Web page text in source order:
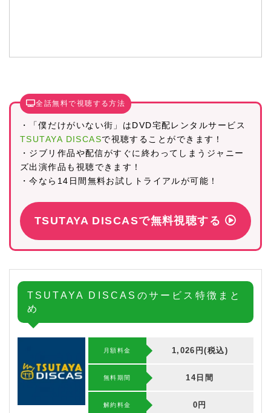
全話無料で視聴する方法
・「僕だけがいない街」はDVD宅配レンタルサービス
TSUTAYA DISCASで視聴することができます！
・ジブリ作品や配信がすぐに終わってしまうジャニー
ズ出演作品も視聴できます！
・今なら14日間無料お試しトライアルが可能！
TSUTAYA DISCASで無料視聴する
TSUTAYA DISCASのサービス特徴まと
め
月額料金 1,026円(税込)
無料期間 14日間
解約料⾦ 0円